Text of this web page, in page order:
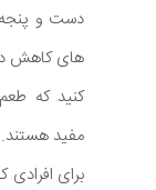
دست و پنجه
های کاهش
کنید که
مفید هستند.
برای افرادی